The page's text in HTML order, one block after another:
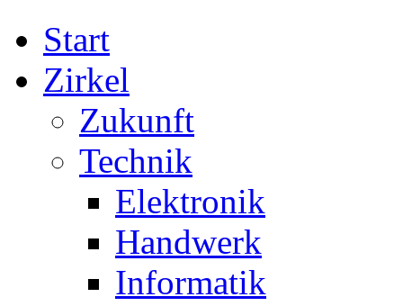
Start
Zirkel
Zukunft
Technik
Elektronik
Handwerk
Informatik